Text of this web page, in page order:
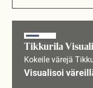
Tikkurila
Kokeile värejä
Visualisoi